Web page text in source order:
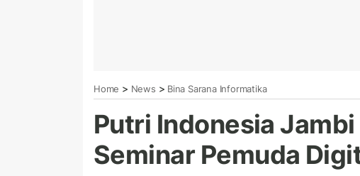
Home > News > Bina Sarana Informatika
Putri Indonesia
Seminar Pemuda